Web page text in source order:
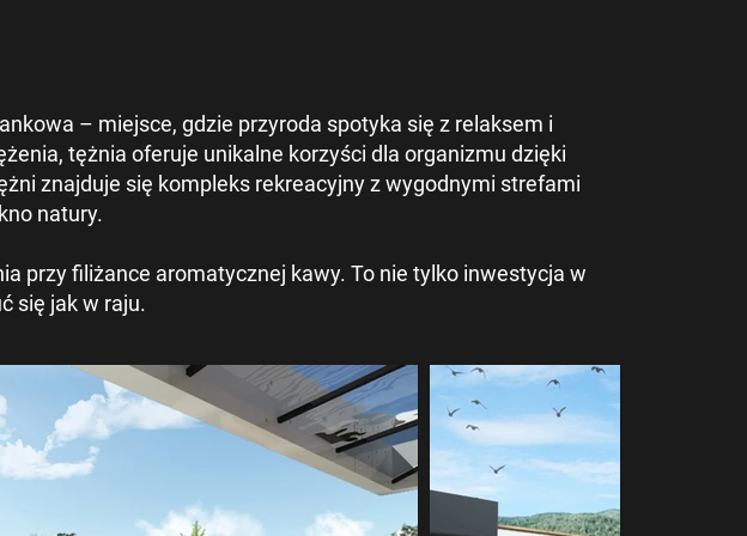
– miejsce, gdzie przyroda spotyka się z relaksem i
tężnia oferuje unikalne korzyści dla organizmu dzięki
znajduje się kompleks rekreacyjny z wygodnymi strefami
natury.
przy filiżance aromatycznej kawy. To nie tylko inwestycja w
się jak w raju.